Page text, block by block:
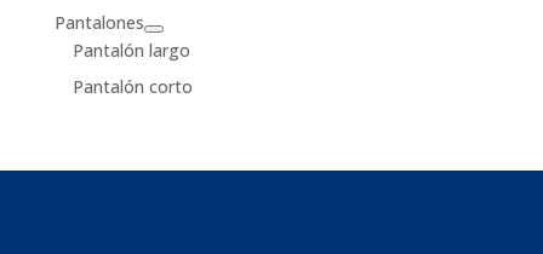
Pantalones
Pantalón largo
Pantalón corto